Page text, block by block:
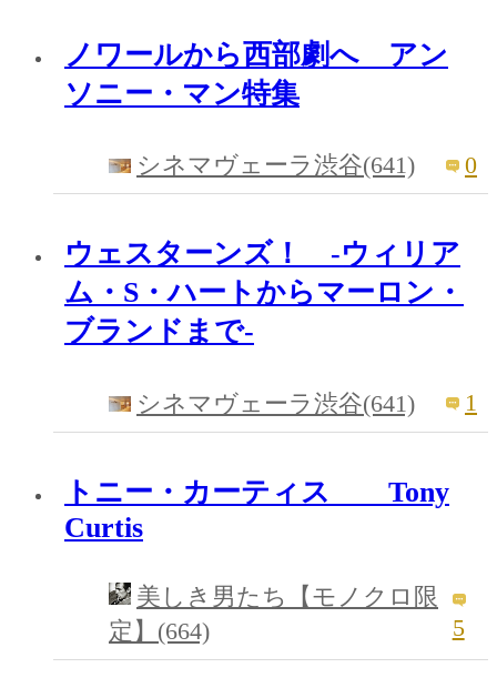
ノワールから西部劇へ アン
ソニー・マン特集
シネマヴェーラ渋谷(641) 0
ウェスターンズ！ -ウィリア
ム・S・ハートからマーロン・
ブランドまで-
シネマヴェーラ渋谷(641) 1
トニー・カーティス Tony
Curtis
美しき男たち【モノクロ限
定】(664)
5